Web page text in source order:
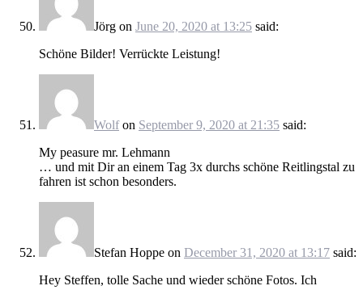
Jörg on June 20, 2020 at 13:25 said:
Schöne Bilder! Verrückte Leistung!
Wolfon September 9, 2020 at 21:35 said:
My peasure mr. Lehmann
… und mit Dir an einem Tag 3x durchs schöne Reitlingstal zu
fahren ist schon besonders.
Stefan Hoppe on December 31, 2020 at 13:17 said:
Hey Steffen, tolle Sache und wieder schöne Fotos. Ich